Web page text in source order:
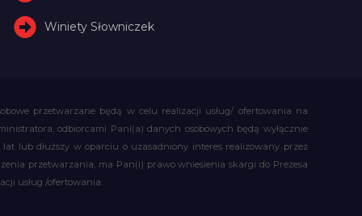
Winiety Słowniczek
przetwarzane będą w celu realizacji usług/ ofertowania na
odbiorcami Pani(a) danych osobowych będą wyłącznie
lub dłuższy w oparciu o uzasadniony interes realizowany przez
przetwarzania, ma Pan(i) prawo wniesienia skargi do Prezesa
usług /ofertowania.